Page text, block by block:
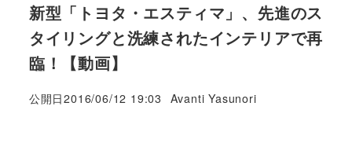
新型「トヨタ・エスティマ」、先進のス
タイリングと洗練されたインテリアで再
臨！【動画】
公開日2016/06/12 19:03
著
Avanti Yasunori